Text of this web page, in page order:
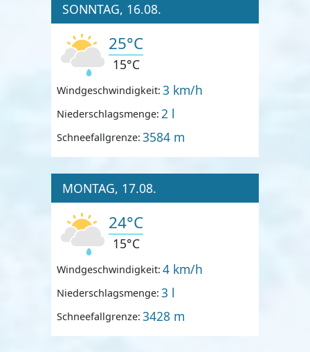
SONNTAG, 16.08.
25°C
15°C
Windgeschwindigkeit: 3 km/h
Niederschlagsmenge: 2 l
Schneefallgrenze: 3584 m
MONTAG, 17.08.
24°C
15°C
Windgeschwindigkeit: 4 km/h
Niederschlagsmenge: 3 l
Schneefallgrenze: 3428 m